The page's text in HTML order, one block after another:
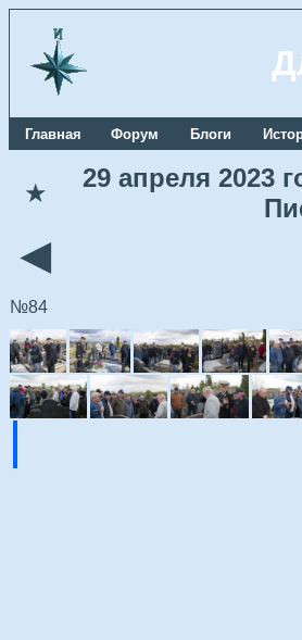
Главная Форум Блоги
★
29 апреля 2023
◄
№84